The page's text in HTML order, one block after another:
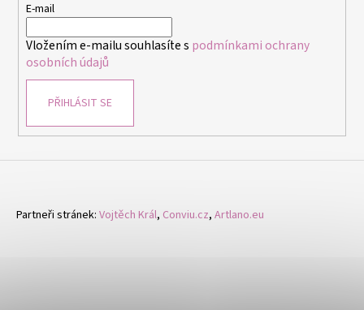
E-mail
Vložením e-mailu souhlasíte s podmínkami ochrany
osobních údajů
PŘIHLÁSIT SE
Partneři stránek: Vojtěch Král, Conviu.cz, Artlano.eu